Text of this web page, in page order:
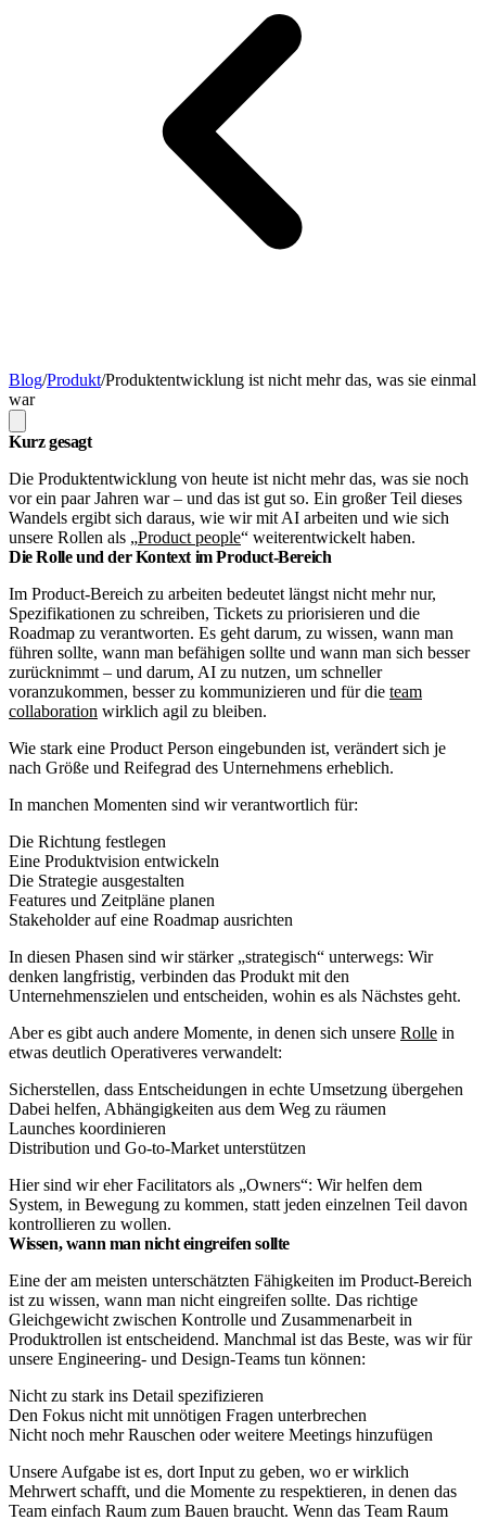
Blog/Produkt/Produktentwicklung ist nicht mehr das, was sie einmal
war
Kurz gesagt
Die Produktentwicklung von heute ist nicht mehr das, was sie noch
vor ein paar Jahren war – und das ist gut so. Ein großer Teil dieses
Wandels ergibt sich daraus, wie wir mit AI arbeiten und wie sich
unsere Rollen als „Product people“ weiterentwickelt haben.​
Die Rolle und der Kontext im Product-Bereich
Im Product-Bereich zu arbeiten bedeutet längst nicht mehr nur,
Spezifikationen zu schreiben, Tickets zu priorisieren und die
Roadmap zu verantworten. Es geht darum, zu wissen, wann man
führen sollte, wann man befähigen sollte und wann man sich besser
zurücknimmt – und darum, AI zu nutzen, um schneller
voranzukommen, besser zu kommunizieren und für die team
collaboration wirklich agil zu bleiben.
Wie stark eine Product Person eingebunden ist, verändert sich je
nach Größe und Reifegrad des Unternehmens erheblich.​
In manchen Momenten sind wir verantwortlich für:
Die Richtung festlegen
Eine Produktvision entwickeln
Die Strategie ausgestalten
Features und Zeitpläne planen
Stakeholder auf eine Roadmap ausrichten
In diesen Phasen sind wir stärker „strategisch“ unterwegs: Wir
denken langfristig, verbinden das Produkt mit den
Unternehmenszielen und entscheiden, wohin es als Nächstes geht.​
Aber es gibt auch andere Momente, in denen sich unsere Rolle in
etwas deutlich Operativeres verwandelt:
Sicherstellen, dass Entscheidungen in echte Umsetzung übergehen
Dabei helfen, Abhängigkeiten aus dem Weg zu räumen
Launches koordinieren
Distribution und Go-to-Market unterstützen
Hier sind wir eher Facilitators als „Owners“: Wir helfen dem
System, in Bewegung zu kommen, statt jeden einzelnen Teil davon
kontrollieren zu wollen.​
Wissen, wann man nicht eingreifen sollte
Eine der am meisten unterschätzten Fähigkeiten im Product-Bereich
ist zu wissen, wann man nicht eingreifen sollte. Das richtige
Gleichgewicht zwischen Kontrolle und Zusammenarbeit in
Produktrollen ist entscheidend. Manchmal ist das Beste, was wir für
unsere Engineering- und Design-Teams tun können:
Nicht zu stark ins Detail spezifizieren
Den Fokus nicht mit unnötigen Fragen unterbrechen
Nicht noch mehr Rauschen oder weitere Meetings hinzufügen
Unsere Aufgabe ist es, dort Input zu geben, wo er wirklich
Mehrwert schafft, und die Momente zu respektieren, in denen das
Team einfach Raum zum Bauen braucht. Wenn das Team Raum